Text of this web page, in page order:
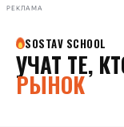
РЕКЛАМА